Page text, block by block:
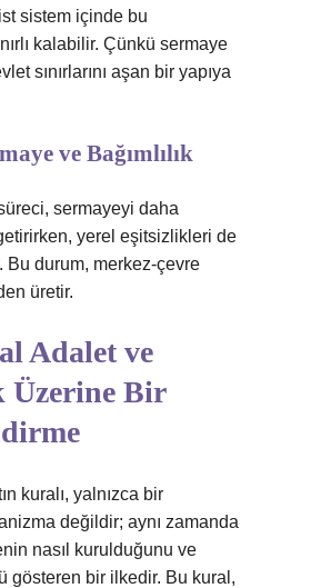
sistem içinde bu
kalabilir. Çünkü sermaye
sınırlarını aşan bir yapıya
ve Bağımlılık
sermayeyi daha
yerel eşitsizlikleri de
Bu durum, merkez-çevre
üretir.
Adalet ve
Üzerine Bir
kuralı, yalnızca bir
değildir; aynı zamanda
nasıl kurulduğunu ve
gösteren bir ilkedir. Bu kural,